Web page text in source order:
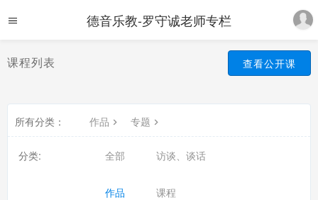
德音乐教-罗守诚老师专栏
课程列表 查看公开课
所有分类： 作品 专题
分类: 全部 访谈、谈话
作品 课程